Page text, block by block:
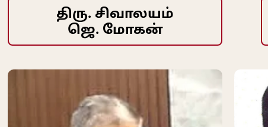
திரு. சிவாலயம்
ஜெ. மோகன்